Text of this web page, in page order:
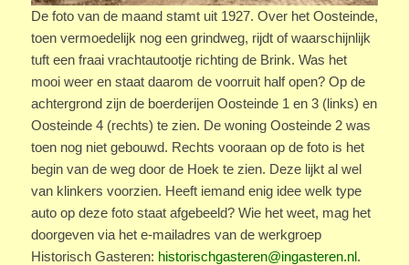
De foto van de maand stamt uit 1927. Over het Oosteinde,
toen vermoedelijk nog een grindweg, rijdt of waarschijnlijk
tuft een fraai vrachtautootje richting de Brink. Was het
mooi weer en staat daarom de voorruit half open? Op de
achtergrond zijn de boerderijen Oosteinde 1 en 3 (links) en
Oosteinde 4 (rechts) te zien. De woning Oosteinde 2 was
toen nog niet gebouwd. Rechts vooraan op de foto is het
begin van de weg door de Hoek te zien. Deze lijkt al wel
van klinkers voorzien. Heeft iemand enig idee welk type
auto op deze foto staat afgebeeld? Wie het weet, mag het
doorgeven via het e-mailadres van de werkgroep
Historisch Gasteren: historischgasteren@ingasteren.nl.